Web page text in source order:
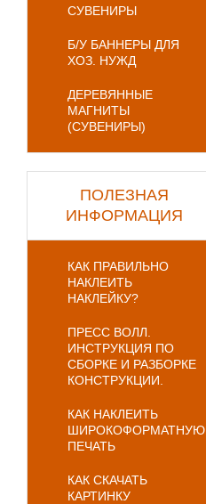
СУВЕНИРЫ
Б/У БАННЕРЫ ДЛЯ
ХОЗ. НУЖД
ДЕРЕВЯННЫЕ
МАГНИТЫ
(СУВЕНИРЫ)
ПОЛЕЗНАЯ
ИНФОРМАЦИЯ
КАК ПРАВИЛЬНО
НАКЛЕИТЬ
НАКЛЕЙКУ?
ПРЕСС ВОЛЛ.
ИНСТРУКЦИЯ ПО
СБОРКЕ И РАЗБОРКЕ
КОНСТРУКЦИИ.
КАК НАКЛЕИТЬ
ШИРОКОФОРМАТНУЮ
ПЕЧАТЬ
КАК СКАЧАТЬ
КАРТИНКУ